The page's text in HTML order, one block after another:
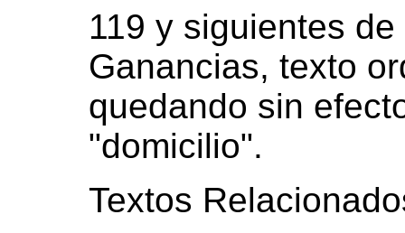
119 y siguientes
Ganancias, texto
quedando sin
"domicilio".
Textos